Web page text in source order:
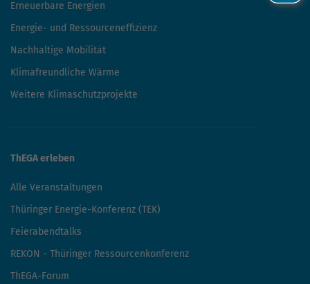
Erneuerbare Energien
Energie- und Ressourceneffizienz
Nachhaltige Mobilität
Klimafreundliche Wärme
Weitere Klimaschutzprojekte
ThEGA erleben
Alle Veranstaltungen
Thüringer Energie-Konferenz (TEK)
Feierabendtalks
REKON - Thüringer Ressourcenkonferenz
ThEGA-Forum